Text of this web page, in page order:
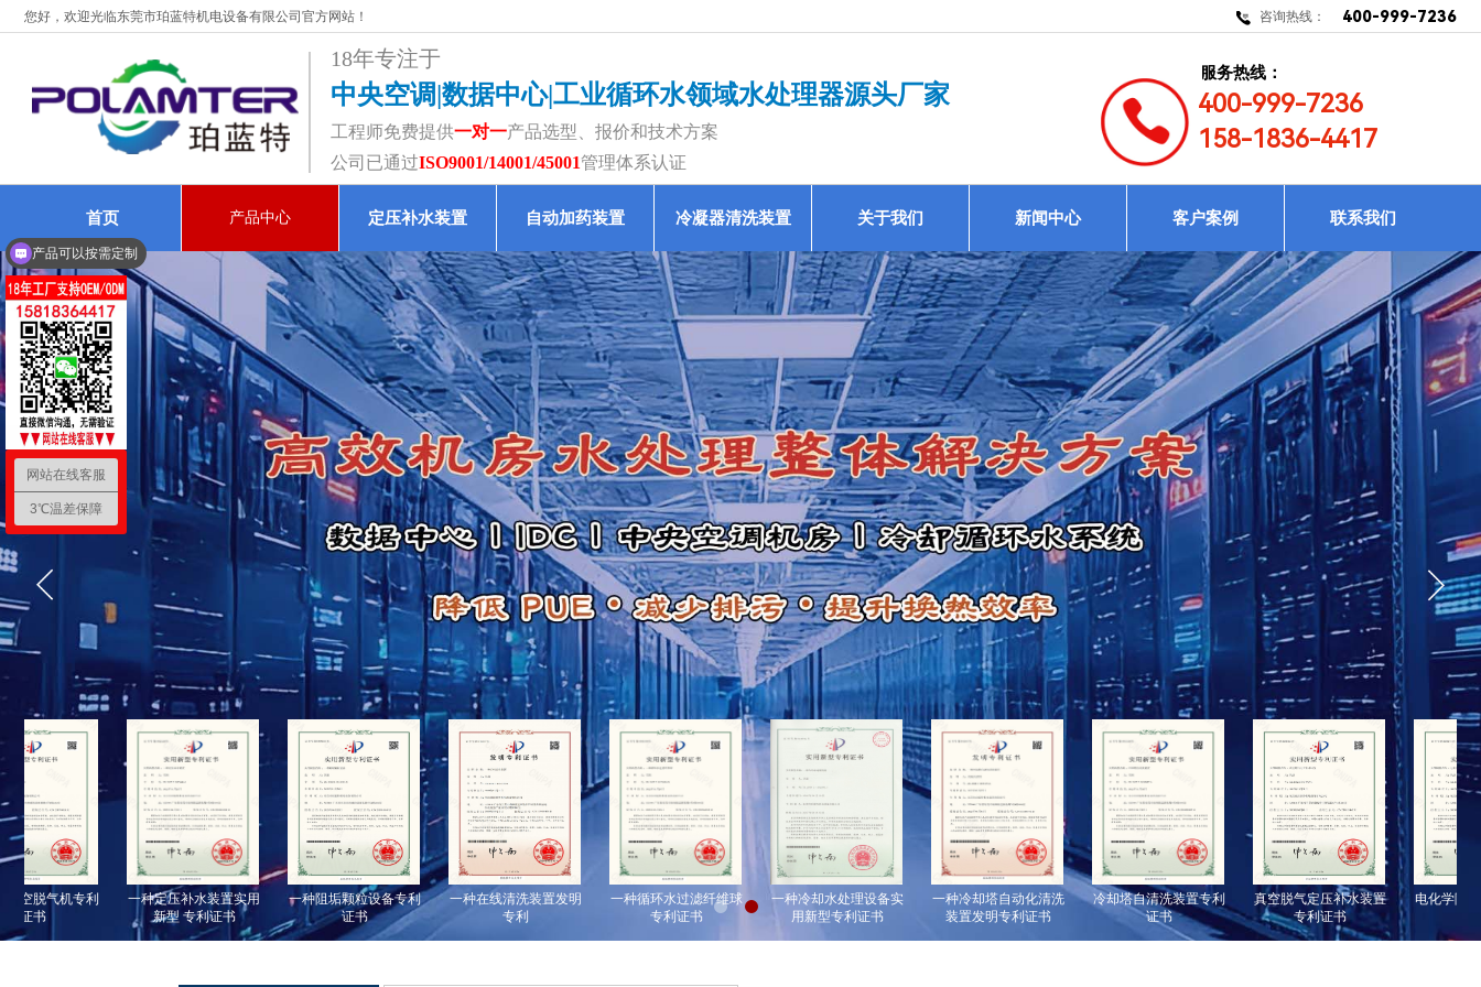
您好，欢迎光临东莞市珀蓝特机电设备有限公司官方网站！ 400-999-7236
咨询热线：
公司已通过ISO9001/14001/45001管理体系认证
服务热线：
400-999-7236
158-1836-4417
18年专注于
中央空调|数据中心|工业循环水领域水处理器源头厂家
工程师免费提供一对一产品选型、报价和技术方案
首页 产品中心 定压补水装置 自动加药装置 冷凝器清洗装置 关于我们 新闻中心 客户案例 联系我们
脱气机专利
证书
一种定压补水装置实用
新型 专利证书
一种阻垢颗粒设备专利
证书
一种在线清洗装置发明
专利
一种循环水过滤纤维球
专利证书
一种冷却水处理设备实
用新型专利证书
一种冷却塔自动化清洗
装置发明专利证书
冷却塔自清洗装置专利
证书
真空脱气定压补水装置
专利证书
电化学除垢设
网站在线客服
3℃温差保障
产品可以按需定制